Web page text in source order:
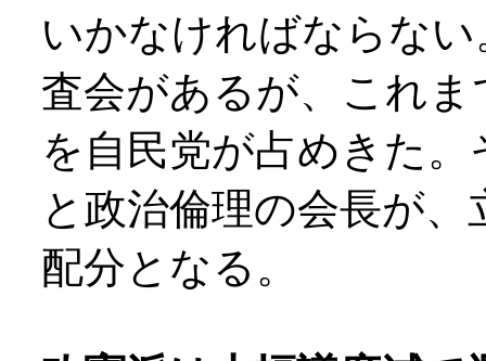
いかなければならな
査会があるが、これ
を自民党が占めきた
と政治倫理の会長が
配分となる。